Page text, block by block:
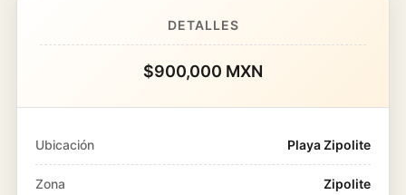
DETALLES
$900,000 MXN
Ubicación Playa Zipolite
Zona Zipolite